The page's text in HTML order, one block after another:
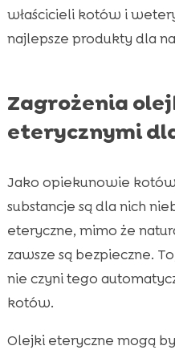
właścicieli kotów i
najlepsze produkty dla
Zagrożenia
eterycznymi
Jako opiekunowie
substancje są dla nich
eteryczne, mimo że
zawsze są bezpieczne.
nie czyni tego
kotów.
Olejki eteryczne mogą